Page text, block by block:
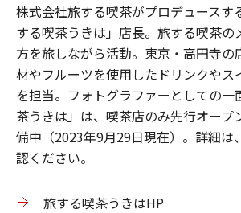
株式会社旅する喫茶がプロデュースす
する喫茶うきは」店長。旅する喫茶の
方を旅しながら活動。東京・高円寺の
材やフルーツを使用したドリンクやス
を担当。フォトグラファーとしての一
茶うきは」は、喫茶店のみ先行オープ
備中（2023年9月29日現在）。詳細は
認ください。
旅する喫茶うきはHP